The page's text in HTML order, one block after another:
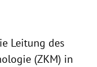
Leitung des
(ZKM) in